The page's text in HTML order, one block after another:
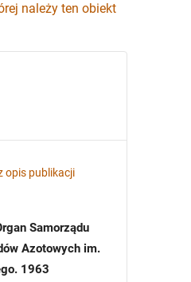
należy ten obiekt
opis publikacji
Samorządu
Azotowych im.
1963